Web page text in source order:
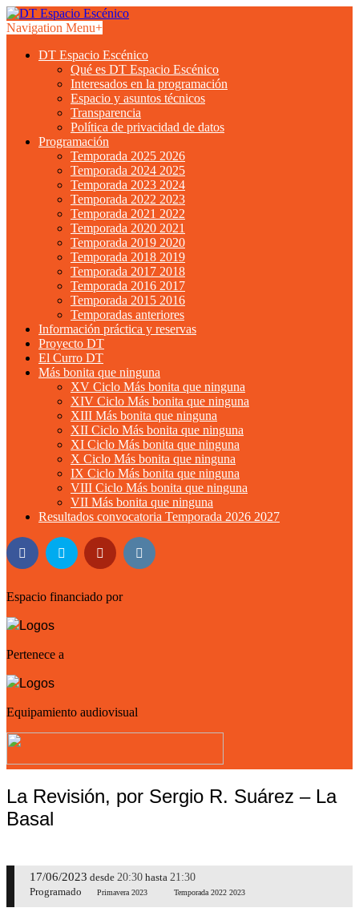
Navigation Menu+
DT Espacio Escénico
Qué es DT Espacio Escénico
Interesados en la programación
Espacio y asuntos técnicos
Transparencia
Política de privacidad de datos
Programación
Temporada 2025 2026
Temporada 2024 2025
Temporada 2023 2024
Temporada 2022 2023
Temporada 2021 2022
Temporada 2020 2021
Temporada 2019 2020
Temporada 2018 2019
Temporada 2017 2018
Temporada 2016 2017
Temporada 2015 2016
Temporadas anteriores
Información práctica y reservas
Proyecto DT
El Curro DT
Más bonita que ninguna
XV Ciclo Más bonita que ninguna
XIV Ciclo Más bonita que ninguna
XIII Más bonita que ninguna
XII Ciclo Más bonita que ninguna
XI Ciclo Más bonita que ninguna
X Ciclo Más bonita que ninguna
IX Ciclo Más bonita que ninguna
VIII Ciclo Más bonita que ninguna
VII Más bonita que ninguna
Resultados convocatoria Temporada 2026 2027
Espacio financiado por
Pertenece a
Equipamiento audiovisual
La Revisión, por Sergio R. Suárez – La
Basal
17/06/2023 desde 20:30 hasta 21:30
Programado Primavera 2023 Temporada 2022 2023